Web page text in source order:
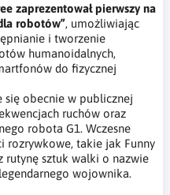
zaprezentował pierwszy na
robotów”, umożliwiając
i tworzenie
humanoidalnych,
do fizycznej
się obecnie w publicznej
ruchów oraz
robota G1. Wczesne
rozrywkowe, takie jak Funny
rutynę sztuk walki o nazwie
wojownika.